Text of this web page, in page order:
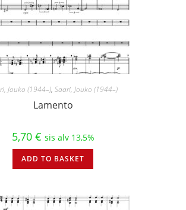
Jouko (1944–), Saari, Jouko (1944–)
Lamento
5,70 € sis alv 13,5%
ADD TO BASKET